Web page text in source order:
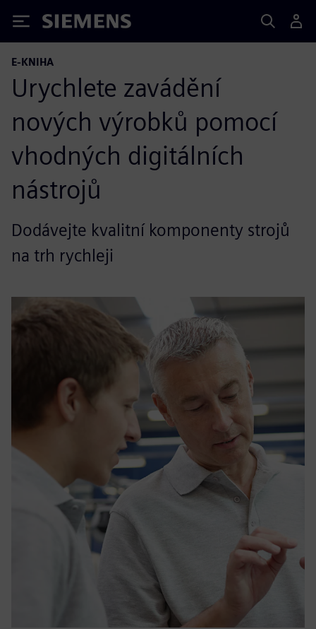
Siemens
E-KNIHA
Urychlete zavádění
nových výrobků pomocí
vhodných digitálních
nástrojů
Dodávejte kvalitní komponenty strojů
na trh rychleji